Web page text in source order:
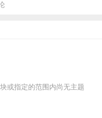
或指定的范围内尚无主题